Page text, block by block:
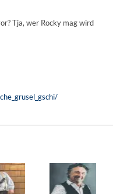
Tja, wer Rocky mag wird